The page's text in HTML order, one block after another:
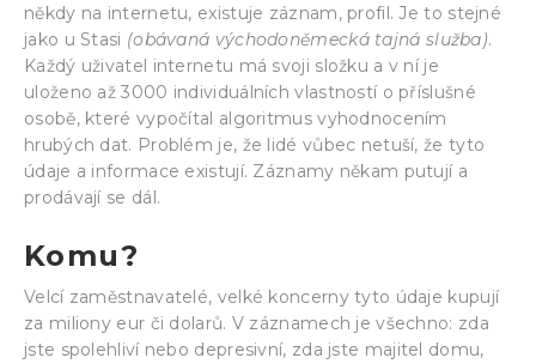
někdy na internetu, existuje záznam, profil. Je to stejné
jako u Stasi (obávaná východoněmecká tajná služba).
Každý uživatel internetu má svoji složku a v ní je
uloženo až 3000 individuálních vlastností o příslušné
osobě, které vypočítal algoritmus vyhodnocením
hrubých dat. Problém je, že lidé vůbec netuší, že tyto
údaje a informace existují. Záznamy někam putují a
prodávají se dál.
Komu?
Velcí zaměstnavatelé, velké koncerny tyto údaje kupují
za miliony eur či dolarů. V záznamech je všechno: zda
jste spolehliví nebo depresivní, zda jste majitel domu,